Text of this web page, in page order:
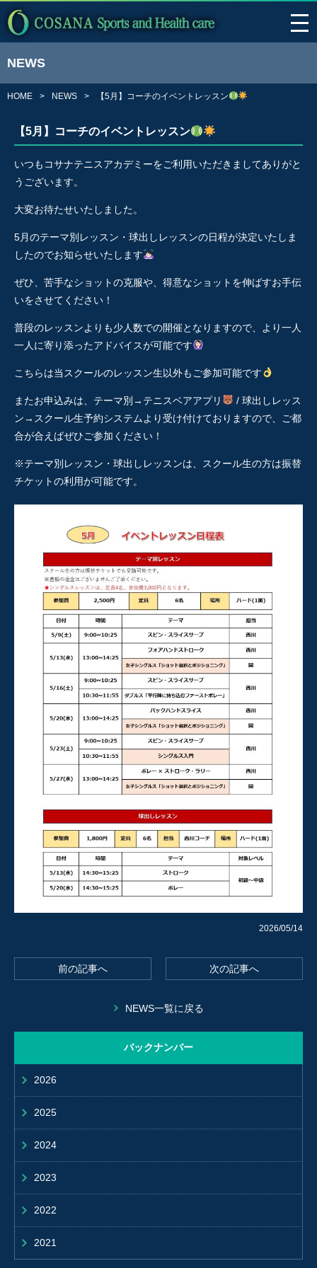
NEWS
HOME NEWS 【5月】コーチのイベントレッスン
【5月】コーチのイベントレッスン
いつもコサナテニスアカデミーをご利用いただきましてありがと
うございます。
大変お待たせいたしました。
5月のテーマ別レッスン・球出しレッスンの日程が決定いたしま
したのでお知らせいたします
ぜひ、苦手なショットの克服や、得意なショットを伸ばすお手伝
いをさせてください！
普段のレッスンよりも少人数での開催となりますので、より一人
一人に寄り添ったアドバイスが可能です
こちらは当スクールのレッスン生以外もご参加可能です
またお申込みは、テーマ別→テニスベアアプリ
/ 球出しレッス
ン→スクール生予約システムより受け付けておりますので、ご都
合が合えばぜひご参加ください！
※テーマ別レッスン・球出しレッスンは、スクール生の方は振替
チケットの利用が可能です。
2026/05/14
前の記事へ 次の記事へ
NEWS一覧に戻る
バックナンバー
2026
2025
2024
2023
2022
2021